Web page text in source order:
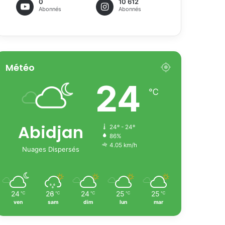
Abonnés Abonnés
Météo
Abidjan
Nuages Dispersés
24 ℃
24º - 24º
86%
4.05 km/h
24 ℃
ven
26 ℃
sam
24 ℃
dim
25 ℃
lun
25 ℃
mar